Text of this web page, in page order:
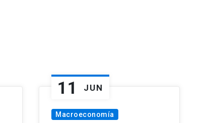
11 JUN
Macroeconomía